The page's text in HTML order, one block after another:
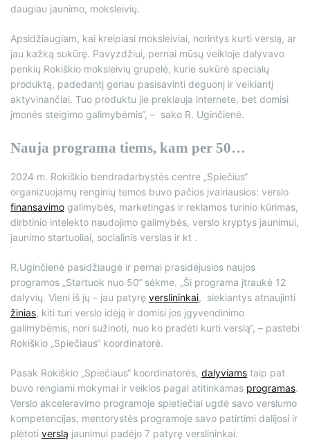
daugiau jaunimo, moksleivių.
Apsidžiaugiam, kai kreipiasi moksleiviai, norintys kurti verslą, ar
jau kažką sukūrę. Pavyzdžiui, pernai mūsų veikloje dalyvavo
penkių Rokiškio moksleivių grupelė, kurie sukūrė specialų
produktą, padedantį geriau pasisavinti deguonį ir veikiantį
aktyvinančiai. Tuo produktu jie prekiauja internete, bet domisi
įmonės steigimo galimybėmis“, – sako R. Uginčienė.
Nauja programa tiems, kam per 50…
2024 m. Rokiškio bendradarbystės centre „Spiečius“
organizuojamų renginių temos buvo pačios įvairiausios: verslo
finansavimo galimybės, marketingas ir reklamos turinio kūrimas,
dirbtinio intelekto naudojimo galimybės, verslo kryptys jaunimui,
jaunimo startuoliai, socialinis verslas ir kt .
R.Uginčienė pasidžiaugė ir pernai prasidėjusios naujos
programos „Startuok nuo 50“ sėkme. „Ši programa įtraukė 12
dalyvių. Vieni iš jų – jau patyrę verslininkai, siekiantys atnaujinti
žinias, kiti turi verslo idėją ir domisi jos įgyvendinimo
galimybėmis, nori sužinoti, nuo ko pradėti kurti verslą“, – pastebi
Rokiškio „Spiečiaus“ koordinatorė.
Pasak Rokiškio „Spiečiaus“ koordinatorės, dalyviams taip pat
buvo rengiami mokymai ir veiklos pagal atitinkamas programas.
Verslo akceleravimo programoje spietiečiai ugdė savo verslumo
kompetencijas, mentorystės programoje savo patirtimi dalijosi ir
plėtoti verslą jaunimui padėjo 7 patyrę verslininkai.